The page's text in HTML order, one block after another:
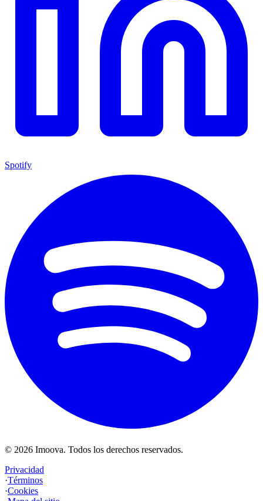
Spotify
© 2026 Imoova. Todos los derechos reservados.
Privacidad
·Términos
·Cookies